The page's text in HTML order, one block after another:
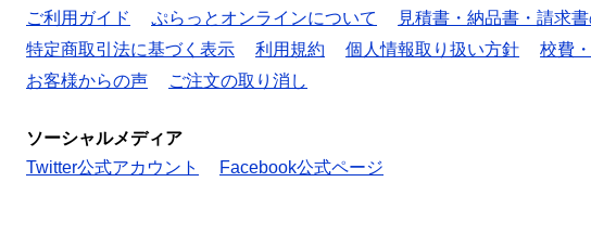
ご利用ガイド
ぷらっとオンラインについて 見積書・納品書・請求
特定商取引法に基づく表示
利用規約 個人情報取り扱い方針 校費
お客様からの声
ご注文の取り消し
ソーシャルメディア
Twitter公式アカウント
Facebook公式ページ